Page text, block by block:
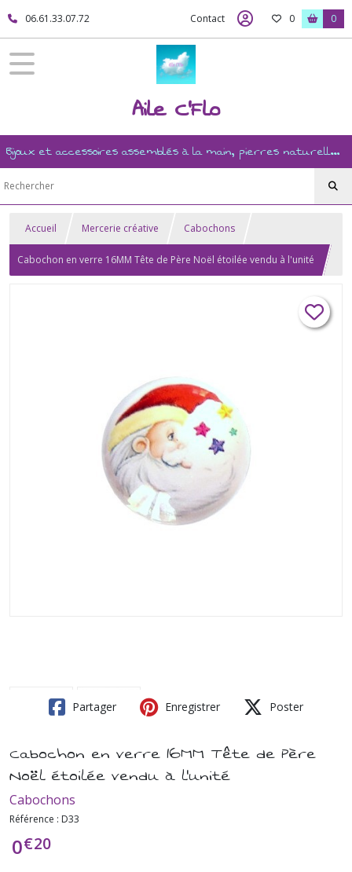
06.61.33.07.72 Contact 0 0
Aile C'Flo
Bijoux et accessoires assemblés à la main, pierres naturelles, ésotérisme, revente, et mercerie créative
Accueil Mercerie créative Cabochons
Cabochon en verre 16MM Tête de Père Noël étoilée vendu à l'unité
Partager Enregistrer Poster
Cabochon en verre 16MM Tête de Père
Noël étoilée vendu à l'unité
Cabochons
Référence : D33
0€20